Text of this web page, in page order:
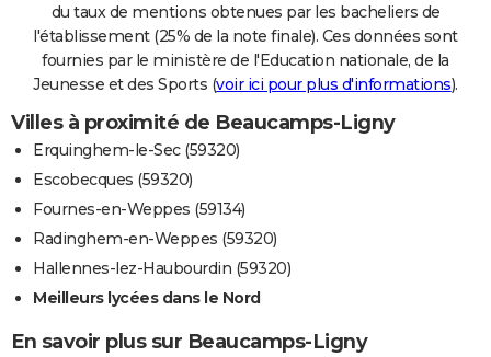
du taux de mentions obtenues par les bacheliers de
l'établissement (25% de la note finale). Ces données sont
fournies par le ministère de l'Education nationale, de la
Jeunesse et des Sports (voir ici pour plus d'informations).
Villes à proximité de Beaucamps-Ligny
Erquinghem-le-Sec (59320)
Escobecques (59320)
Fournes-en-Weppes (59134)
Radinghem-en-Weppes (59320)
Hallennes-lez-Haubourdin (59320)
Meilleurs lycées dans le Nord
En savoir plus sur Beaucamps-Ligny